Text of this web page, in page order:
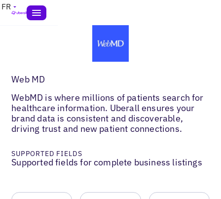
FR
Web MD
WebMD is where millions of patients search for
healthcare information. Uberall ensures your
brand data is consistent and discoverable,
driving trust and new patient connections.
SUPPORTED FIELDS
Supported fields for complete business listings